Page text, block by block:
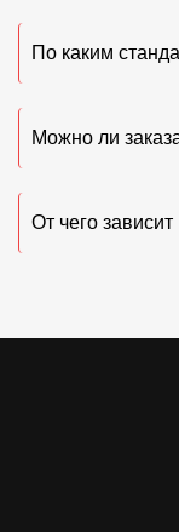
По каким
Можно ли
От чего